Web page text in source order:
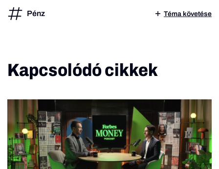
Pénz Téma követése
Kapcsolódó cikkek